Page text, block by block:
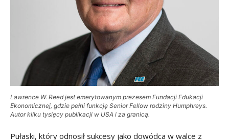
Lawrence W. Reed jest emerytowanym prezesem Fundacji Edukacji
Ekonomicznej, gdzie pełni funkcję Senior Fellow rodziny Humphreys.
Autor kilku tysięcy publikacji w USA i za granicą.
Pułaski, który odnosił sukcesy jako dowódca w walce z